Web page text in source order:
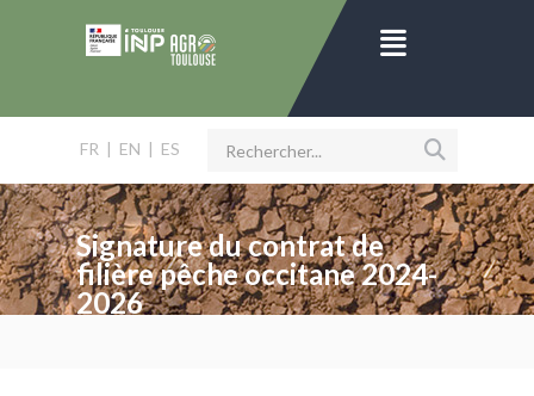
FR | EN | ES
Signature du contrat de
filière pêche occitane 2024-
2026